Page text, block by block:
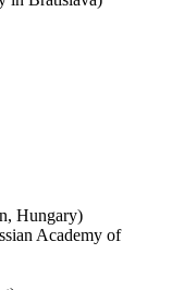
Hungary)
Academy of